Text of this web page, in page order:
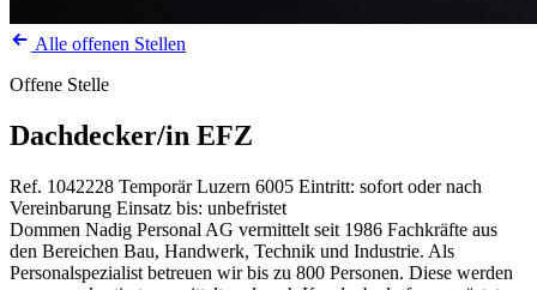
Alle offenen Stellen
Offene Stelle
Dachdecker/in EFZ
Ref. 1042228 Temporär Luzern 6005 Eintritt: sofort oder nach
Vereinbarung Einsatz bis: unbefristet
Dommen Nadig Personal AG vermittelt seit 1986 Fachkräfte aus
den Bereichen Bau, Handwerk, Technik und Industrie. Als
Personalspezialist betreuen wir bis zu 800 Personen. Diese werden